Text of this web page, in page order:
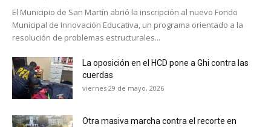
El Municipio de San Martín abrió la inscripción al nuevo Fondo
Municipal de Innovación Educativa, un programa orientado a la
resolución de problemas estructurales...
La oposición en el HCD pone a Ghi contra las
cuerdas
viernes 29 de mayo, 2026
Otra masiva marcha contra el recorte en